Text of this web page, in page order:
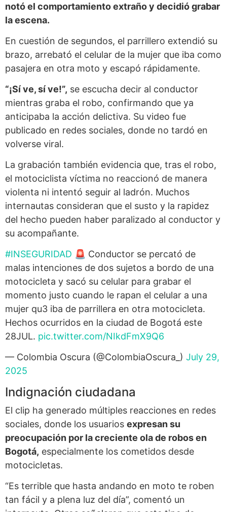
notó el comportamiento extraño y decidió grabar
la escena.
En cuestión de segundos, el parrillero extendió su
brazo, arrebató el celular de la mujer que iba como
pasajera en otra moto y escapó rápidamente.
“¡Sí ve, sí ve!”, se escucha decir al conductor
mientras graba el robo, confirmando que ya
anticipaba la acción delictiva. Su video fue
publicado en redes sociales, donde no tardó en
volverse viral.
La grabación también evidencia que, tras el robo,
el motociclista víctima no reaccionó de manera
violenta ni intentó seguir al ladrón. Muchos
internautas consideran que el susto y la rapidez
del hecho pueden haber paralizado al conductor y
su acompañante.
#INSEGURIDAD 🚨 Conductor se percató de
malas intenciones de dos sujetos a bordo de una
motocicleta y sacó su celular para grabar el
momento justo cuando le rapan el celular a una
mujer qu3 iba de parrillera en otra motocicleta.
Hechos ocurridos en la ciudad de Bogotá este
28JUL. pic.twitter.com/NIkdFmX9Q6
— Colombia Oscura (@ColombiaOscura_) July 29,
2025
Indignación ciudadana
El clip ha generado múltiples reacciones en redes
sociales, donde los usuarios expresan su
preocupación por la creciente ola de robos en
Bogotá, especialmente los cometidos desde
motocicletas.
“Es terrible que hasta andando en moto te roben
tan fácil y a plena luz del día”, comentó un